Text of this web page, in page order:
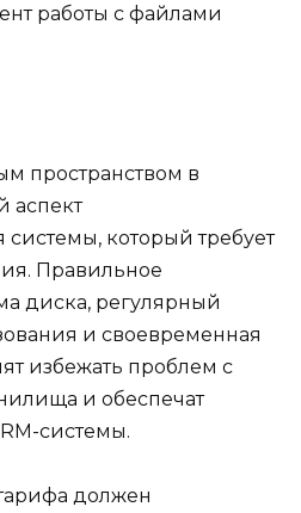
работы с файлами
пространством в
аспект
который требует
Правильное
диска, регулярный
и своевременная
избежать проблем с
и обеспечат
системы.
должен